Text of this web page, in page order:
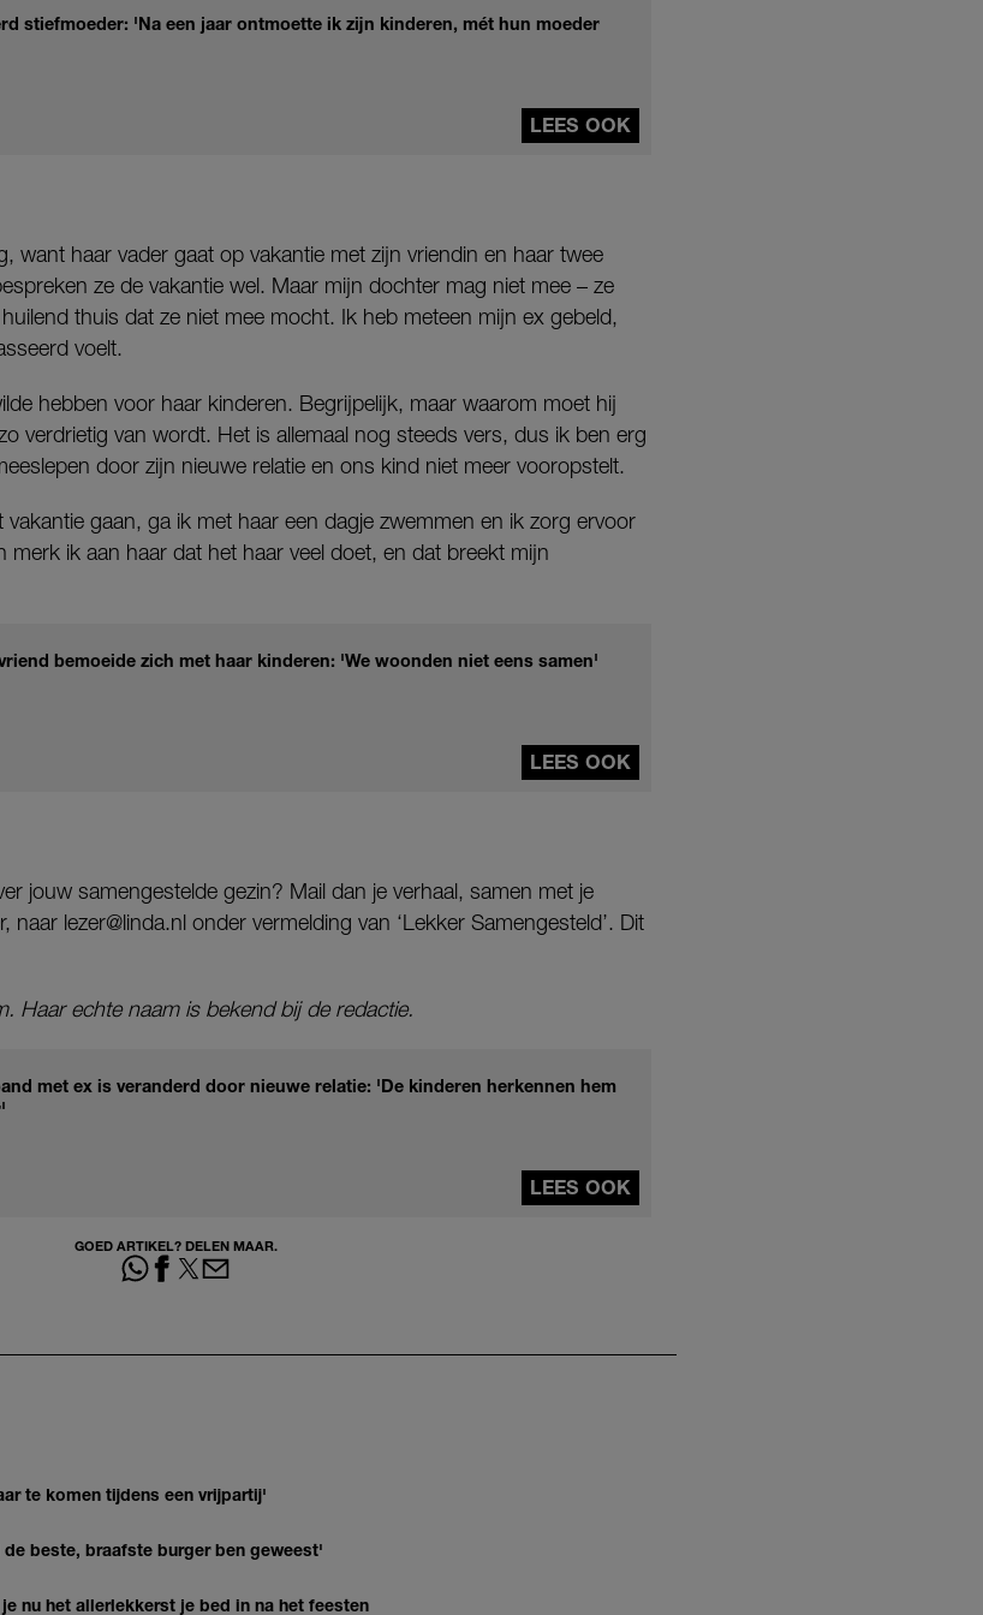
stiefmoeder: 'Na een jaar ontmoette ik zijn kinderen, mét hun moeder
LEES OOK
want haar vader gaat op vakantie met zijn vriendin en haar twee
ze de vakantie wel. Maar mijn dochter mag niet mee – ze
thuis dat ze niet mee mocht. Ik heb meteen mijn ex gebeld,
voelt.
hebben voor haar kinderen. Begrijpelijk, maar waarom moet hij
verdrietig van wordt. Het is allemaal nog steeds vers, dus ik ben erg
door zijn nieuwe relatie en ons kind niet meer vooropstelt.
gaan, ga ik met haar een dagje zwemmen en ik zorg ervoor
merk ik aan haar dat het haar veel doet, en dat breekt mijn
bemoeide zich met haar kinderen: 'We woonden niet eens samen'
LEES OOK
jouw samengestelde gezin? Mail dan je verhaal, samen met je
lezer@linda.nl onder vermelding van ‘Lekker Samengesteld’. Dit
Haar echte naam is bekend bij de redactie.
met ex is veranderd door nieuwe relatie: 'De kinderen herkennen hem
LEES OOK
GOED ARTIKEL? DELEN MAAR.
te komen tijdens een vrijpartij'
beste, braafste burger ben geweest'
nu het allerlekkerst je bed in na het feesten